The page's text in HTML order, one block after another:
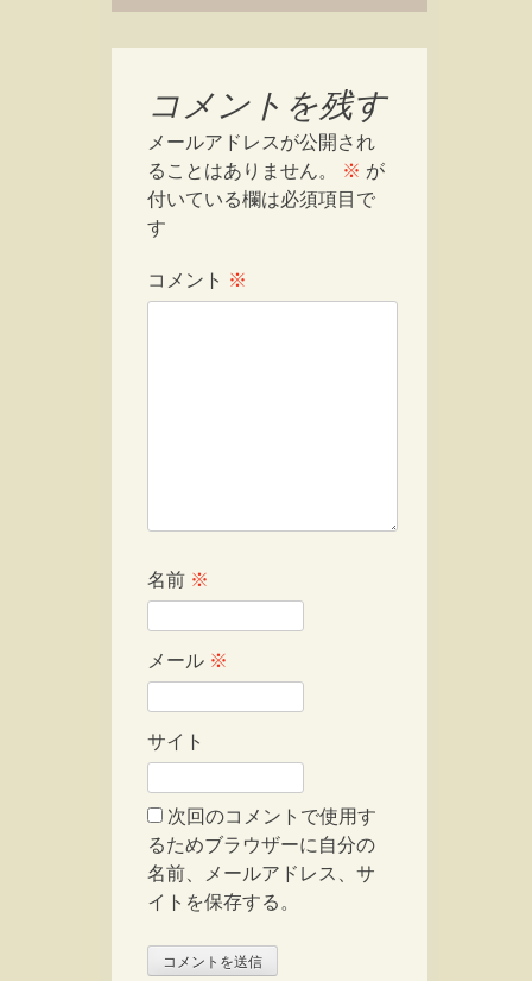
コメントを残す
メールアドレスが公開され
ることはありません。
※ が
付いている欄は必須項目で
す
コメント ※
名前 ※
メール ※
サイト
次回のコメントで使用す
るためブラウザーに自分の
名前、メールアドレス、サ
イトを保存する。